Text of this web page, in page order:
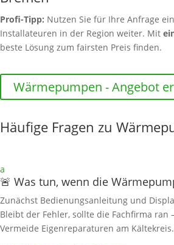
Profi-Tipp: Nutzen Sie für Ihre Anfrage
Installateuren in der Region weiter. Mit
beste Lösung zum fairsten Preis finden.
Wärmepumpen - Angebot
Häufige Fragen zu
a
🚨 Was tun, wenn die
Zunächst Bedienungsanleitung und
Bleibt der Fehler, sollte die Fachfirma ran
Vermeide Eigenreparaturen am Kältekreis.